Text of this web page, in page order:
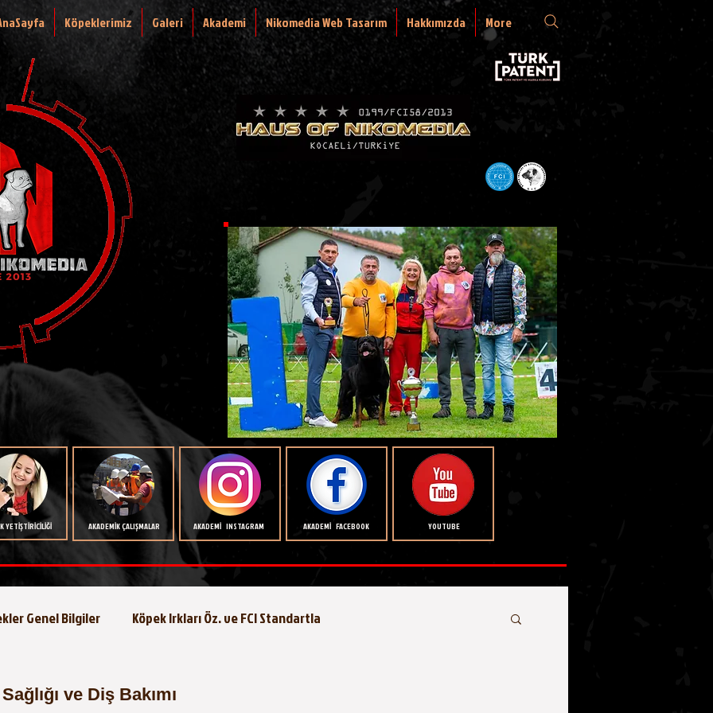
Köpeklerimiz Galeri Akademi Nikomedia Web Tasarım Hakkımızda More
YETİŞTİRİCİLİĞİ AKADEMİK ÇALIŞMALAR AKADEMİ INSTAGRAM AKADEMİ FACEBOOK YOUTUBE
Genel Bilgiler Köpek Irkları Öz. ve FCI Standartla
ve Diş Bakımı